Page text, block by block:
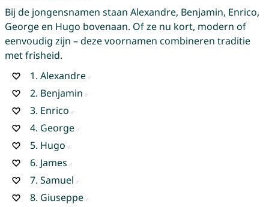
Bij de jongensnamen staan Alexandre, Benjamin, Enrico,
George en Hugo bovenaan. Of ze nu kort, modern of
eenvoudig zijn – deze voornamen combineren traditie
met frisheid.
1. Alexandre
2. Benjamin
3. Enrico
4. George
5. Hugo
6. James
7. Samuel
8. Giuseppe